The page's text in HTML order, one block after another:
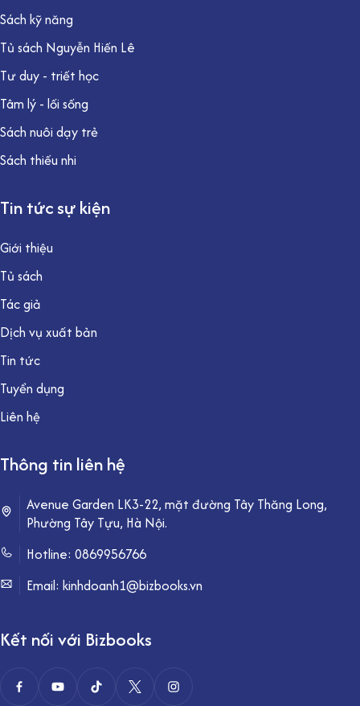
Sách kỹ năng
Tủ sách Nguyễn Hiến Lê
Tư duy - triết học
Tâm lý - lối sống
Sách nuôi dạy trẻ
Sách thiếu nhi
Tin tức sự kiện
Giới thiệu
Tủ sách
Tác giả
Dịch vụ xuất bản
Tin tức
Tuyển dụng
Liên hệ
Thông tin liên hệ
Avenue Garden LK3-22, mặt đường Tây Thăng Long,
Phường Tây Tựu, Hà Nội.
Hotline: 0869956766
Email: kinhdoanh1@bizbooks.vn
Kết nối với Bizbooks